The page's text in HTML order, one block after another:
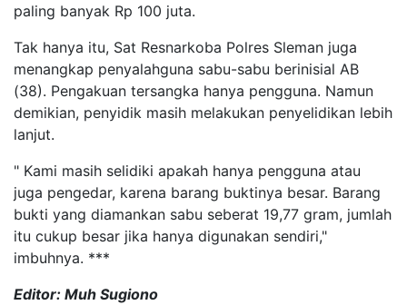
paling banyak Rp 100 juta.
Tak hanya itu, Sat Resnarkoba Polres Sleman juga
menangkap penyalahguna sabu-sabu berinisial AB
(38). Pengakuan tersangka hanya pengguna. Namun
demikian, penyidik masih melakukan penyelidikan lebih
lanjut.
" Kami masih selidiki apakah hanya pengguna atau
juga pengedar, karena barang buktinya besar. Barang
bukti yang diamankan sabu seberat 19,77 gram, jumlah
itu cukup besar jika hanya digunakan sendiri,"
imbuhnya. ***
Editor: Muh Sugiono